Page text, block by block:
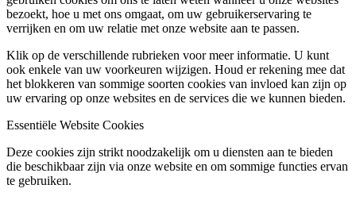
bezoekt, hoe u met ons omgaat, om uw gebruikerservaring te
verrijken en om uw relatie met onze website aan te passen.
Klik op de verschillende rubrieken voor meer informatie. U kunt
ook enkele van uw voorkeuren wijzigen. Houd er rekening mee dat
het blokkeren van sommige soorten cookies van invloed kan zijn op
uw ervaring op onze websites en de services die we kunnen bieden.
Essentiële Website Cookies
Deze cookies zijn strikt noodzakelijk om u diensten aan te bieden
die beschikbaar zijn via onze website en om sommige functies ervan
te gebruiken.